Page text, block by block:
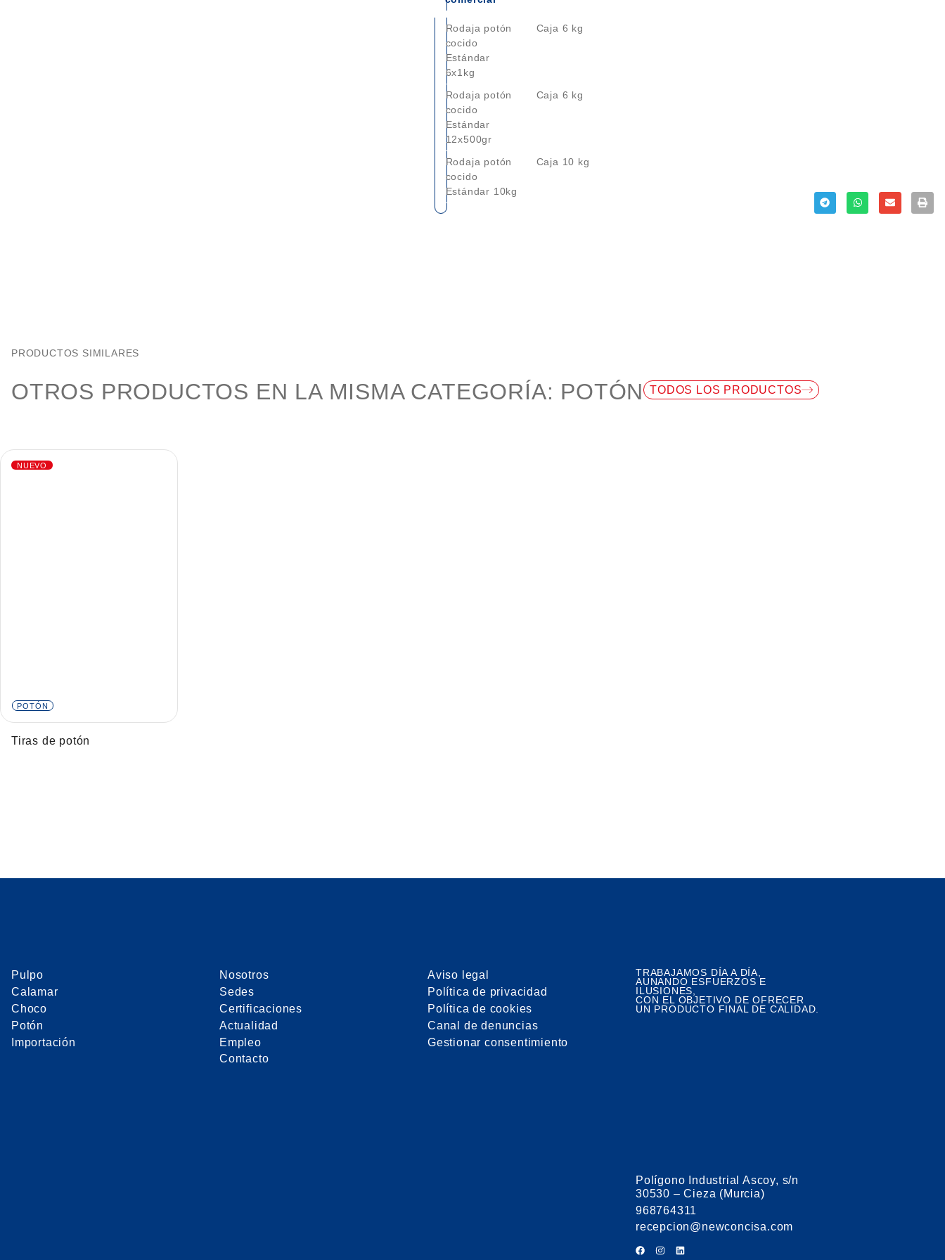
Rodaja potón
cocido
Estándar
6x1kg
Caja 6 kg
Rodaja potón
cocido
Estándar
12x500gr
Caja 6 kg
Rodaja potón
cocido
Estándar 10kg
Caja 10 kg
PRODUCTOS SIMILARES
OTROS PRODUCTOS EN LA MISMA CATEGORÍA: POTÓN TODOS LOS PRODUCTOS
NUEVO
POTÓN
Tiras de potón
Pulpo
Calamar
Choco
Potón
Importación
Nosotros
Sedes
Certificaciones
Actualidad
Empleo
Contacto
Aviso legal
Política de privacidad
Política de cookies
Canal de denuncias
Gestionar consentimiento
TRABAJAMOS DÍA A DÍA,
AUNANDO ESFUERZOS E
ILUSIONES,
CON EL OBJETIVO DE OFRECER
UN PRODUCTO FINAL DE CALIDAD.
Polígono Industrial Ascoy, s/n
30530 – Cieza (Murcia)
968764311
recepcion@newconcisa.com